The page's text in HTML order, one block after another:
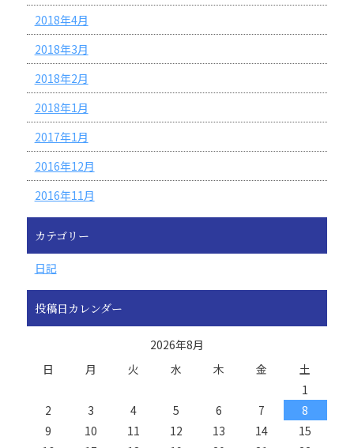
2018年4月
2018年3月
2018年2月
2018年1月
2017年1月
2016年12月
2016年11月
カテゴリー
日記
投稿日カレンダー
2026年8月
日
月 火 水 木 金
土
1
2
3 4 5 6 7
8
9
10 11 12 13 14
15